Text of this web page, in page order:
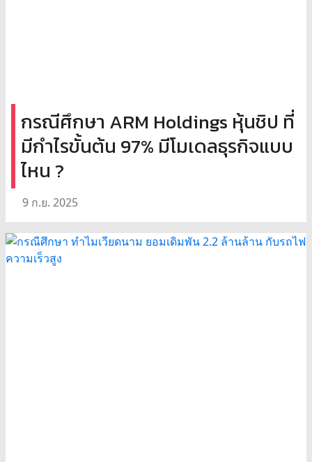
กรณีศึกษา ARM Holdings หุ้นชิป ที่
มีกำไรขั้นต้น 97% มีโมเดลธุรกิจแบบ
ไหน ?
9 ก.ย. 2025